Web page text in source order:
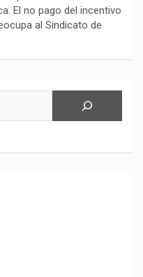
El no pago del incentivo
al Sindicato de